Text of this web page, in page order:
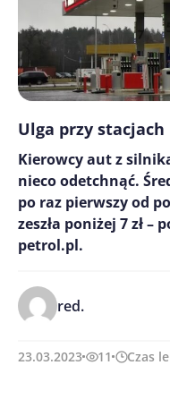
Ulga przy
Kierowcy aut z
nieco odetchnąć.
po raz pierwszy od
zeszła poniżej 7 zł
petrol.pl.
red.
23.03.2023 11 Czas